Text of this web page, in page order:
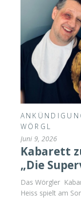
WÖRGL
Juni 9, 2026
Kabarett
„Die
Das Wörgler
Heiss spielt am